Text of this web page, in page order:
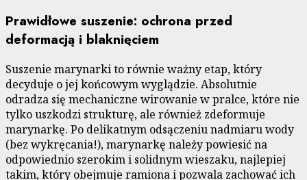
Prawidłowe suszenie: ochrona przed
deformacją i blaknięciem
Suszenie marynarki to równie ważny etap, który
decyduje o jej końcowym wyglądzie. Absolutnie
odradza się mechaniczne wirowanie w pralce, które nie
tylko uszkodzi strukturę, ale również zdeformuje
marynarkę. Po delikatnym odsączeniu nadmiaru wody
(bez wykręcania!), marynarkę należy powiesić na
odpowiednio szerokim i solidnym wieszaku, najlepiej
takim, który obejmuje ramiona i pozwala zachować ich